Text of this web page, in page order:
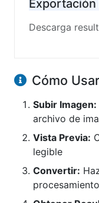
Exportación
Descarga
Cómo Usar
Subir Imagen:
archivo de
Vista Previa:
legible
Convertir:
procesamiento